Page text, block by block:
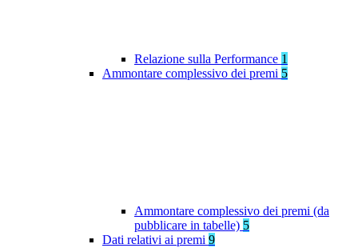
Relazione sulla Performance 1
Ammontare complessivo dei premi 5
Ammontare complessivo dei premi (da
pubblicare in tabelle) 5
Dati relativi ai premi 9